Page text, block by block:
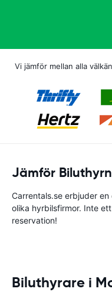
Vi jämför mellan alla
Jämför
Carrentals.se erbjuder
olika hyrbilsfirmor. Inte
reservation!
Biluthyrare i